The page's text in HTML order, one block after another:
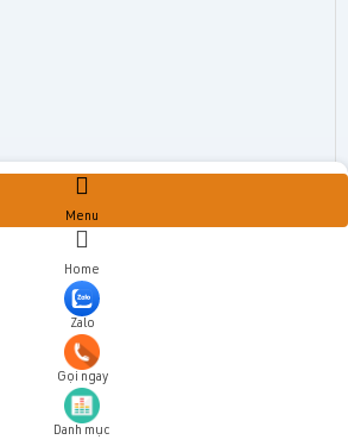
Menu
Home
Zalo
Gọi ngay
Danh mục